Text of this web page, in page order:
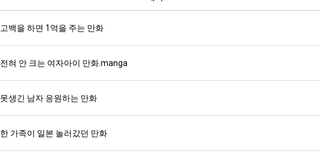
고백을 하면 1억을 주는 만화
전혀 안 크는 여자아이 만화.manga
못생긴 남자 응원하는 만화
한 가족이 일본 놀러갔던 만화